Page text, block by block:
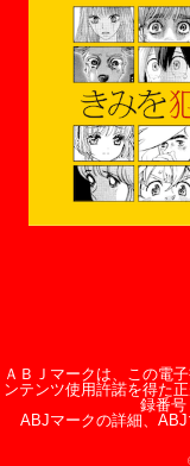
ＡＢＪマークは、この電
ンテンツ使用許諾を得た
録番号
ABJマークの詳細、